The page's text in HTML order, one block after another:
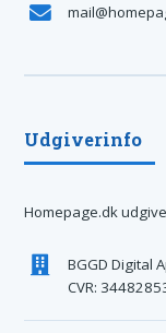
Udgiverinfo
Homepage.dk
BGGD Digital
CVR: